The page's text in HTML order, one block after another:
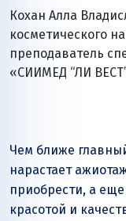
Кохан Алла
косметического
преподаватель
«СИИМЕД “ЛИ
Чем ближе
нарастает
приобрести, а
красотой и